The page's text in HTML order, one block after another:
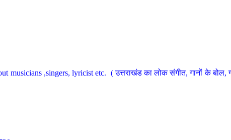
,singers, lyricist etc. ( उत्तराखंड का लोक संगीत, गानों के